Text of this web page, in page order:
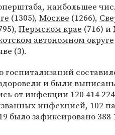
наибольшее
(1305), Москве (1266),
Пермском крае (716) и
автономном округе
(3).
госпитализаций
и были
от инфекции 120 414
инфекцией, 102
было зафиксировано 388